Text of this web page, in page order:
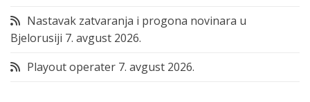
Nastavak zatvaranja i progona novinara u
Bjelorusiji 7. avgust 2026.
Playout operater 7. avgust 2026.